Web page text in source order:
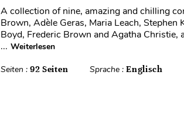
A collection of nine, amazing and chilling
Brown, Adèle Geras, Maria Leach, Stephen
Boyd, Frederic Brown and Agatha
... Weiterlesen
Seiten : 92 Seiten Sprache :Englisch